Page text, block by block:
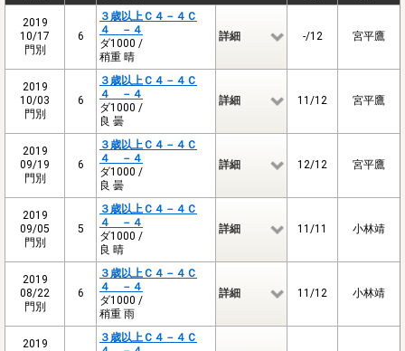
2019
10/17
門別
6
３歳以上Ｃ４－４Ｃ
４ －４
ダ1000 /
稍重 晴
詳細 -/12 宮平鷹
2019
10/03
門別
6
３歳以上Ｃ４－４Ｃ
４ －４
ダ1000 /
良 曇
詳細 11/12 宮平鷹
2019
09/19
門別
6
３歳以上Ｃ４－４Ｃ
４ －４
ダ1000 /
良 曇
詳細 12/12 宮平鷹
2019
09/05
門別
5
３歳以上Ｃ４－４Ｃ
４ －４
ダ1000 /
良 晴
詳細 11/11 小林靖
2019
08/22
門別
6
３歳以上Ｃ４－４Ｃ
４ －４
ダ1000 /
稍重 雨
詳細 11/12 小林靖
2019
３歳以上Ｃ４－４Ｃ